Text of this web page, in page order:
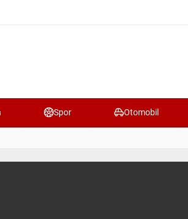
Spor Otomobil